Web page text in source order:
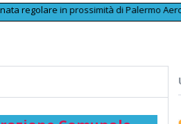
in prossimità di Palermo Aeroporto